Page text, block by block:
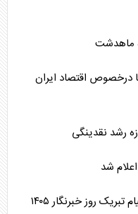
ماهدشت
درخصوص اقتصاد ایران
رشد نقدینگی